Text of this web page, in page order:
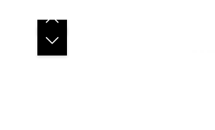
Bildergalerie überspringen